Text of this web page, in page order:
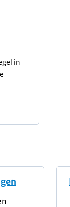
in